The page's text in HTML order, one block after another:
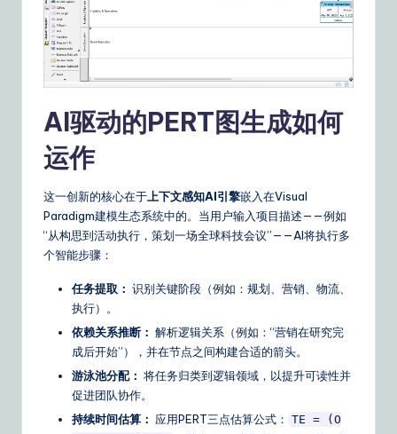
ft
S
o
AI驱动的PERT图生成如何
运作
这一创新的核心在于 上下文感知AI引擎嵌入在Visual
Paradigm建模生态系统中的。当用户输入项目描述——例如
“从构思到活动执行，策划一场全球科技会议”——AI将执行多
个智能步骤：
任务提取： 识别关键阶段（例如：规划、营销、物流、
执行）。
依赖关系推断： 解析逻辑关系（例如：“营销在研究完
成后开始”），并在节点之间构建合适的箭头。
游泳池分配： 将任务归类到逻辑领域，以提升可读性并
促进团队协作。
持续时间估算： 应用PERT三点估算公式： TE = (O